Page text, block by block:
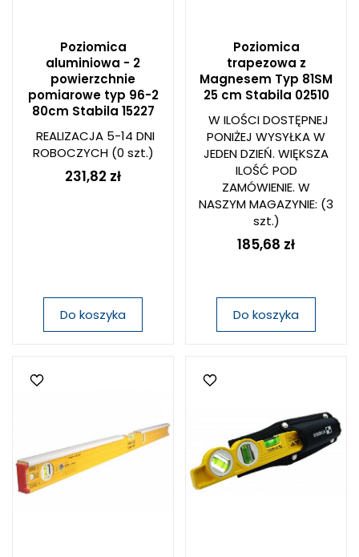
Poziomica
aluminiowa - 2
powierzchnie
pomiarowe typ 96-2
80cm Stabila 15227
REALIZACJA 5-14 DNI
ROBOCZYCH(0 szt.)
231,82 zł
Do koszyka
Poziomica
trapezowa z
Magnesem Typ 81SM
25 cm Stabila 02510
W ILOŚCI DOSTĘPNEJ
PONIŻEJ WYSYŁKA W
JEDEN DZIEŃ. WIĘKSZA
ILOŚĆ POD
ZAMÓWIENIE. W
NASZYM MAGAZYNIE: (3
szt.)
185,68 zł
Do koszyka